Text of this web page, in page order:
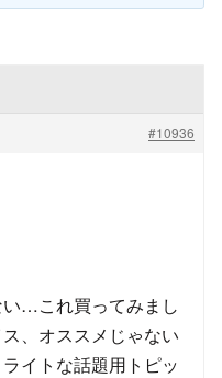
#10936
…これ買ってみまし
、オススメじゃない
イトな話題用トピッ